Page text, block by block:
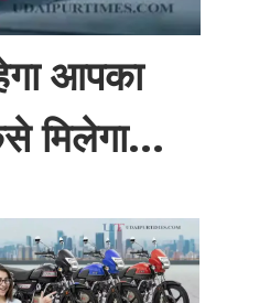
आपका
मिलेगा